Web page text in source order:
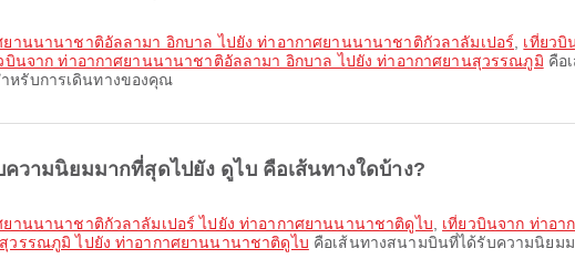
ยานนานาชาติอัลลามา อิกบาล ไปยัง ท่าอากาศยานนานาชาติกัวลาลัมเปอร์
เที่ยว
บินจาก ท่าอากาศยานนานาชาติอัลลามา อิกบาล ไปยัง ท่าอากาศยานสุวรรณภูมิ คือ
หรับการเดินทางของคุณ
ความนิยมมากที่สุดไปยัง ดูไบ คือเส้นทางใดบ้าง?
ยานนานาชาติกัวลาลัมเปอร์ ไปยัง ท่าอากาศยานนานาชาติดูไบ เที่ยวบินจาก ท่าอ
วรรณภูมิ ไปยัง ท่าอากาศยานนานาชาติดูไบ คือเส้นทางสนามบินที่ได้รับความนิยม